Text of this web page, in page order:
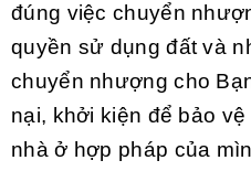
đúng việc chuyển
quyền sử dụng đất và
chuyển nhượng cho
nại, khởi kiện để bảo
nhà ở hợp pháp của